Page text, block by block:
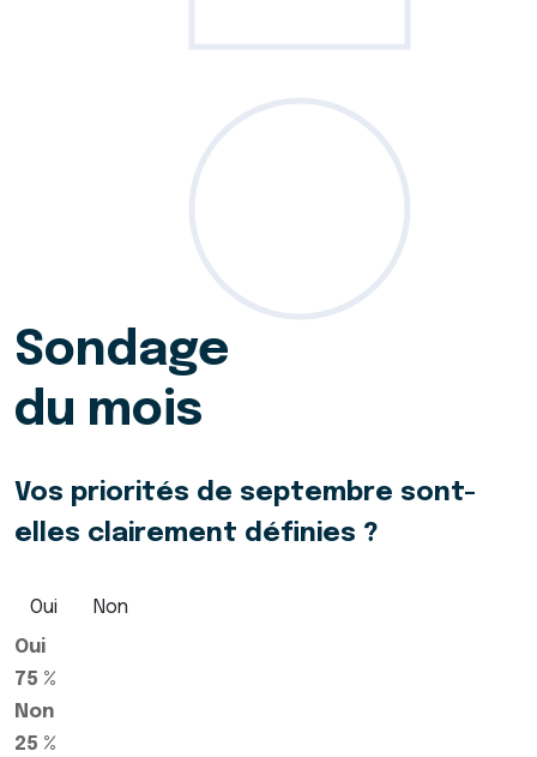
Sondage
du mois
Vos priorités de septembre sont-
elles clairement définies ?
Oui
Non
Oui
75 %
Non
25 %